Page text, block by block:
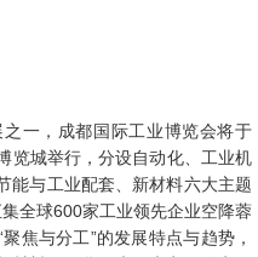
一，成都国际工业博览会将于
览城举行，分设自动化、工业机
能与工业配套、新材料六大主题
全球600家工业领先企业空降蓉
聚焦与分工”的发展特点与趋势，